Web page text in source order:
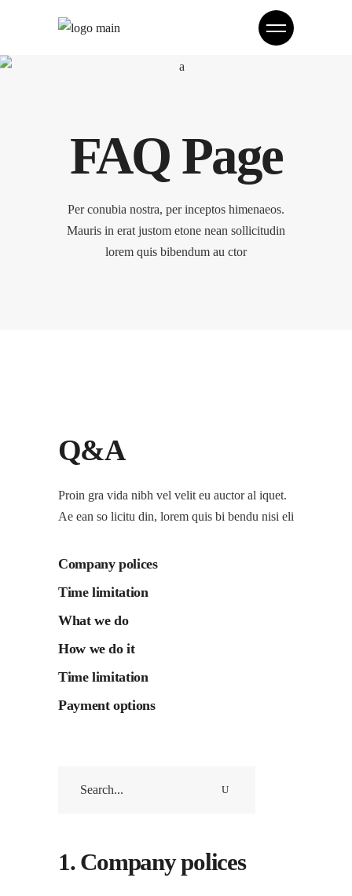
FAQ Page
Per conubia nostra, per inceptos himenaeos.
Mauris in erat justom etone nean sollicitudin
lorem quis bibendum au ctor
Q&A
Proin gra vida nibh vel velit eu auctor al iquet.
Ae ean so licitu din, lorem quis bi bendu nisi eli
Company polices
Time limitation
What we do
How we do it
Time limitation
Payment options
1. Company polices